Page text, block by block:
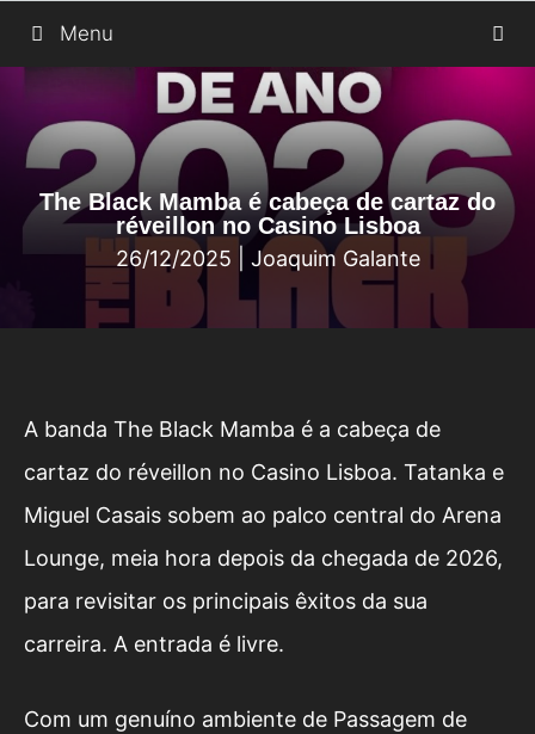
para
conteúdo
Menu
The Black Mamba é cabeça de cartaz do
réveillon no Casino Lisboa
26/12/2025 Joaquim Galante
A banda The Black Mamba é a cabeça de
cartaz do réveillon no Casino Lisboa. Tatanka e
Miguel Casais sobem ao palco central do Arena
Lounge, meia hora depois da chegada de 2026,
para revisitar os principais êxitos da sua
carreira. A entrada é livre.
Com um genuíno ambiente de Passagem de